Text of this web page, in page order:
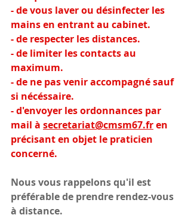
- de vous laver ou désinfecter les
mains en entrant au cabinet.
- de respecter les distances.
- de limiter les contacts au
maximum.
- de ne pas venir accompagné sauf
si nécéssaire.
- d'envoyer les ordonnances par
mail à secretariat@cmsm67.fr en
précisant en objet le praticien
concerné.
Nous vous rappelons qu'il est
préférable de prendre rendez-vous
à distance.